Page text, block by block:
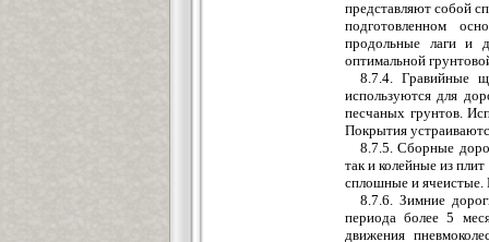
представляют собой
подготовленном
продольные лаги и
оптимальной
8.7.4. Гравийные
используются для
песчаных грунтов.
Покрытия
8.7.5. Сборные
так и колейные из
сплошные и ячеистые.
8.7.6. Зимние
периода более 5
движения